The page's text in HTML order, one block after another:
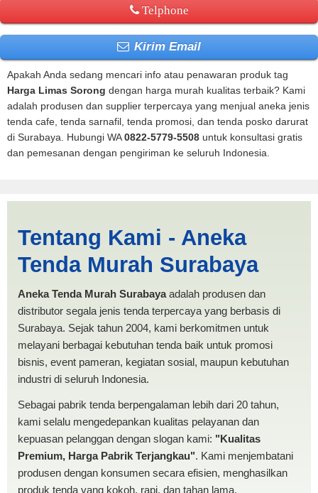
Telphone
Kirim Email
Apakah Anda sedang mencari info atau penawaran produk tag
Harga Limas Sorong dengan harga murah kualitas terbaik? Kami
adalah produsen dan supplier terpercaya yang menjual aneka jenis
tenda cafe, tenda sarnafil, tenda promosi, dan tenda posko darurat
di Surabaya. Hubungi WA0822-5779-5508 untuk konsultasi gratis
dan pemesanan dengan pengiriman ke seluruh Indonesia.
PRODUKSI ANEKA TENDA
MURAH
Tentang Kami - Aneka
Tenda Murah Surabaya
Aneka Tenda Murah Surabayaadalah produsen dan
distributor segala jenis tenda terpercaya yang berbasis di
Surabaya. Sejak tahun 2004, kami berkomitmen untuk
melayani berbagai kebutuhan tenda baik untuk promosi
bisnis, event pameran, kegiatan sosial, maupun kebutuhan
industri di seluruh Indonesia.
Sebagai pabrik tenda berpengalaman lebih dari 20 tahun,
kami selalu mengedepankan kualitas pelayanan dan
kepuasan pelanggan dengan slogan kami: "Kualitas
Premium, Harga Pabrik Terjangkau". Kami menjembatani
produsen dengan konsumen secara efisien, menghasilkan
produk tenda yang kokoh, rapi, dan tahan lama.